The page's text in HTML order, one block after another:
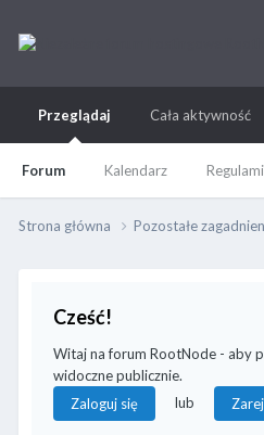
Przeglądaj
Forum Kalendarz
Cała aktywność
Strona główna Pozostałe
Cześć!
Witaj na forum RootNode - aby
widoczne publicznie.
Zaloguj się
lub